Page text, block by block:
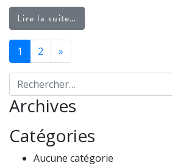
Lire la suite…
1 2 »
Recherche pour :
Archives
Catégories
Aucune catégorie